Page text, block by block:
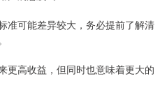
准可能差异较大，务必提前了解清
更高收益，但同时也意味着更大的